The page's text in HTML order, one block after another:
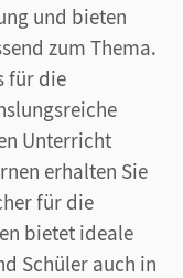
und bieten
zum Thema.
für die
Unterricht
erhalten Sie
für die
bietet ideale
Schüler auch in